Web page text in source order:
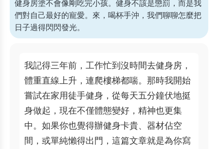
健身房塗不會像剛吃完小孩。健身不該是懲罰，而是我
們對自己最好的寵愛。來，喝杯手沖，我們聊聊怎麼把
日子過得閃閃發光。
我記得三年前，工作忙到沒時間去健身房，
體重直線上升，連爬樓梯都喘。那時我開始
嘗試在家用徒手健身，從每天五分鐘伏地挺
身做起，現在不僅體態變好，精神也更集
中。如果你也覺得辦健身卡貴、器材佔空
間，或單純懶得出門，這篇文章就是為你寫